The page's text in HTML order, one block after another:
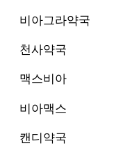
비아그라약국
천사약국
맥스비아
비아맥스
캔디약국